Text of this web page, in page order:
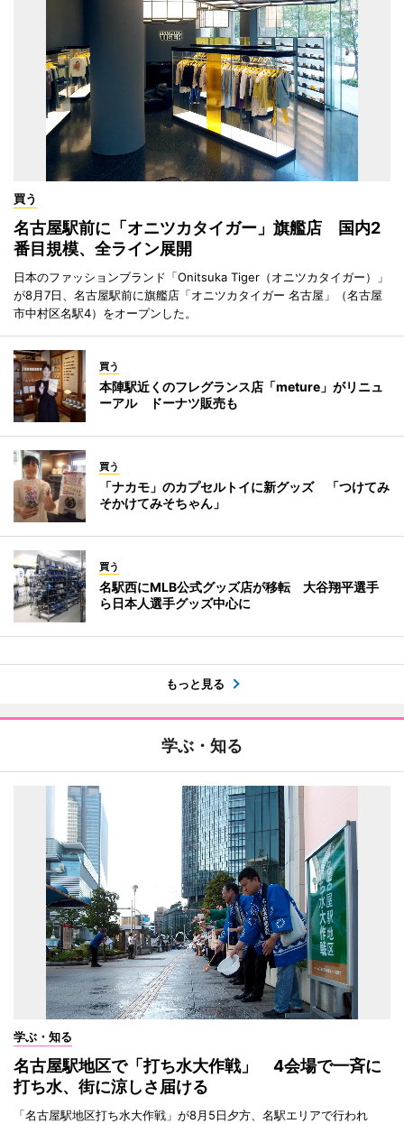
買う
名古屋駅前に「オニツカタイガー」旗艦店 国内2
番目規模、全ライン展開
日本のファッションブランド「Onitsuka Tiger（オニツカタイガー）」
が8月7日、名古屋駅前に旗艦店「オニツカタイガー 名古屋」（名古屋
市中村区名駅4）をオープンした。
買う
本陣駅近くのフレグランス店「meture」がリニュ
ーアル ドーナツ販売も
買う
「ナカモ」のカプセルトイに新グッズ 「つけてみ
そかけてみそちゃん」
買う
名駅西にMLB公式グッズ店が移転 大谷翔平選手
ら日本人選手グッズ中心に
もっと見る
学ぶ・知る
学ぶ・知る
名古屋駅地区で「打ち水大作戦」 4会場で一斉に
打ち水、街に涼しさ届ける
「名古屋駅地区打ち水大作戦」が8月5日夕方、名駅エリアで行われ